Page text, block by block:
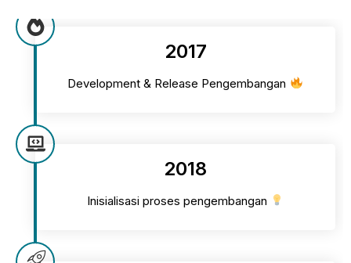
2017
Development & Release Pengembangan
2018
Inisialisasi proses pengembangan